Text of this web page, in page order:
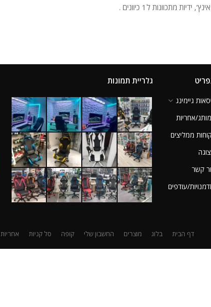
גיימינג
אחריות
ממליצים
קשר
עודפים
גלריית תמונות
דף הבית בלוג מוצרים החשבון שלי קופה סל קניות אחריות